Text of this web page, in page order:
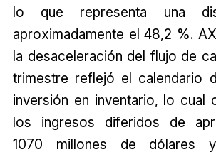
lo que representa una
aproximadamente el 48,2 %.
la desaceleración del flujo de
trimestre reflejó el calendario
inversión en inventario, lo cual
los ingresos diferidos de
1070 millones de dólares